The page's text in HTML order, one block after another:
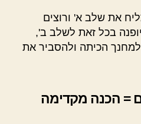
את שלב א' ורוצים
בכל זאת לשלב ב',
הכיתה ולהסביר את
= הכנה מקדימה